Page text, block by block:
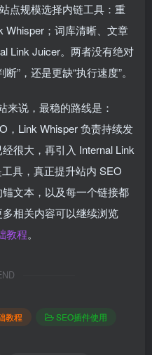
点规模选择内链工具：重
Whisper；词库清晰、文章
Link Juicer。两者没有绝对
”，还是更缺“执行速度”。
来说，最稳的路线是：
，Link Whisper 负责持续发
很大，再引入 Internal Link
具，真正提升站内 SEO
文本，以及每一个链接都
相关内容可以继续浏览
教程。
教程
SEO插件使用